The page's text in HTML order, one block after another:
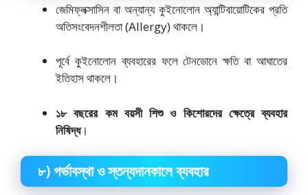
জেমিফ্লক্সাসিন বা অন্যান্য কুইনোলোন অ্যান্টিবায়োটিকের প্রতি
অতিসংবেদনশীলতা (Allergy) থাকলে।
পূর্বে কুইনোলোন ব্যবহারের ফলে টেনডোনে ক্ষতি বা আঘাতের
ইতিহাস থাকলে।
১৮ বছরের কম বয়সী শিশু ও কিশোরদের ক্ষেত্রে ব্যবহার
নিষিদ্ধ।
৮) গর্ভাবস্থা ও স্তন্যদানকালে ব্যবহার